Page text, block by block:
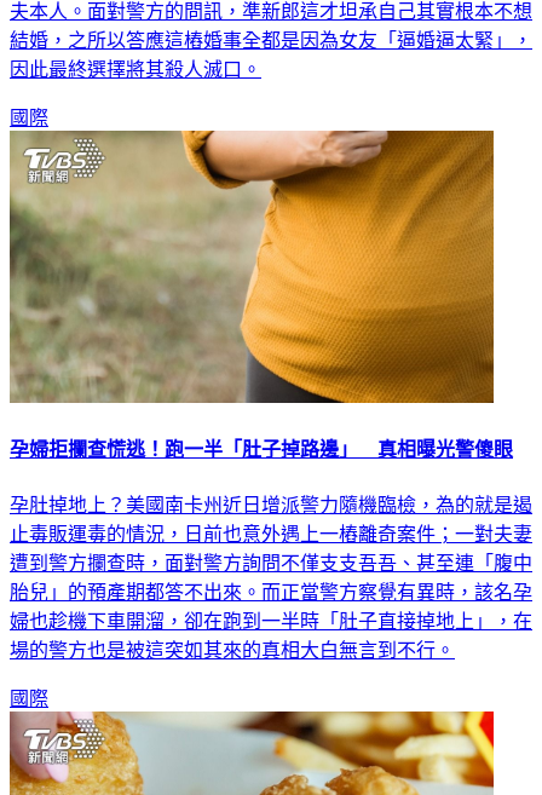
夫本人。面對警方的問訊，準新郎這才坦承自己其實根本不想
結婚，之所以答應這樁婚事全都是因為女友「逼婚逼太緊」，
因此最終選擇將其殺人滅口。
國際
孕婦拒攔查慌逃！跑一半「肚子掉路邊」 真相曝光警傻眼
孕肚掉地上？美國南卡州近日增派警力隨機臨檢，為的就是遏
止毒販運毒的情況，日前也意外遇上一樁離奇案件；一對夫妻
遭到警方攔查時，面對警方詢問不僅支支吾吾、甚至連「腹中
胎兒」的預產期都答不出來。而正當警方察覺有異時，該名孕
婦也趁機下車開溜，卻在跑到一半時「肚子直接掉地上」，在
場的警方也是被這突如其來的真相大白無言到不行。
國際